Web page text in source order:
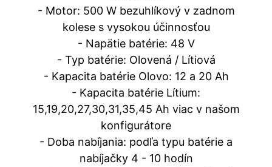
- Motor: 500 W bezuhlíkový v zadnom
kolese s vysokou účinnosťou
- Napätie batérie: 48 V
- Typ batérie: Olovená / Lítiová
- Kapacita batérie Olovo: 12 a 20 Ah
- Kapacita batérie Lítium:
15,19,20,27,30,31,35,45 Ah viac v našom
konfigurátore
- Doba nabíjania: podľa typu batérie a
nabíjačky 4 - 10 hodín